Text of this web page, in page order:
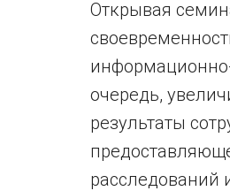
Открывая
очередь,
результаты
расследований